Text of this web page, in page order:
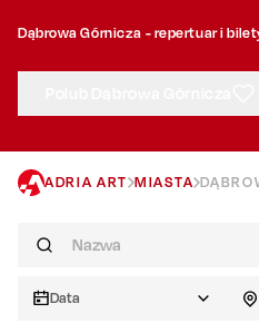
Dąbrowa Górnicza - repertuar i
ADRIA ART MIASTA
Data